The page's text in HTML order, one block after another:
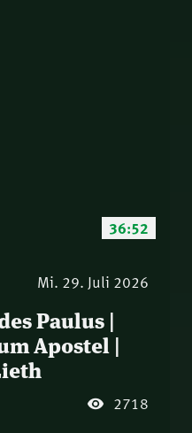
36:52
Mi. 29. Juli 2026
Paulus |
Apostel |
2718